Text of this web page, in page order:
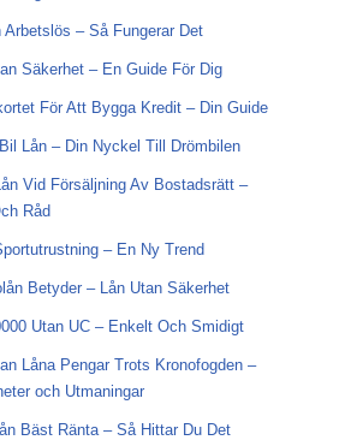
Arbetslös – Så Fungerar Det
Säkerhet – En Guide För Dig
För Att Bygga Kredit – Din Guide
Lån – Din Nyckel Till Drömbilen
Vid Försäljning Av Bostadsrätt –
Råd
– En Ny Trend
Betyder – Lån Utan Säkerhet
Utan UC – Enkelt Och Smidigt
Låna Pengar Trots Kronofogden –
och Utmaningar
Bäst Ränta – Så Hittar Du Det